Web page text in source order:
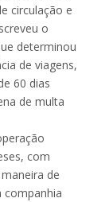
circulação e
o
determinou
de viagens,
60 dias
de multa
com
de
companhia